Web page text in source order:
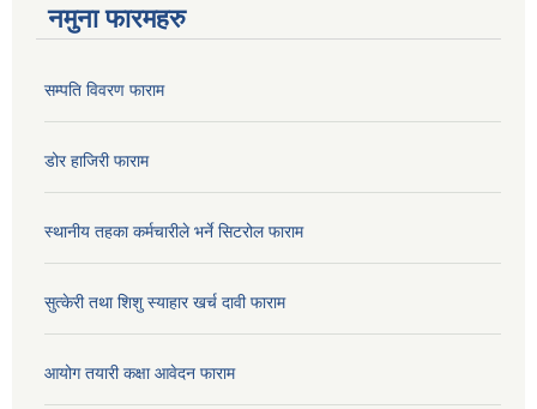
नमुना फारमहरु
सम्पति विवरण फाराम
डोर हाजिरी फाराम
स्थानीय तहका कर्मचारीले भर्ने सिटरोल फाराम
सुत्केरी तथा शिशु स्याहार खर्च दावी फाराम
आयोग तयारी कक्षा आवेदन फाराम